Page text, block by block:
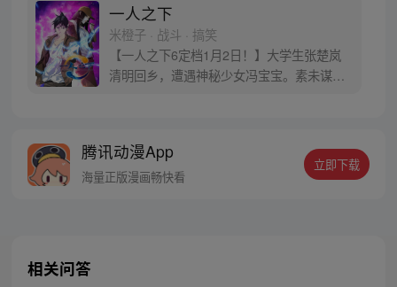
一人之下
米橙子 · 战斗 · 搞笑
【一人之下6定档1月2日！】大学生张楚岚
清明回乡，遭遇神秘少女冯宝宝。素未谋面
密，张楚岚的生活被彻底颠覆，与冯宝宝一
同踏上“异人”之旅。
腾讯动漫App
海量正版漫画畅快看
立即下载
相关问答